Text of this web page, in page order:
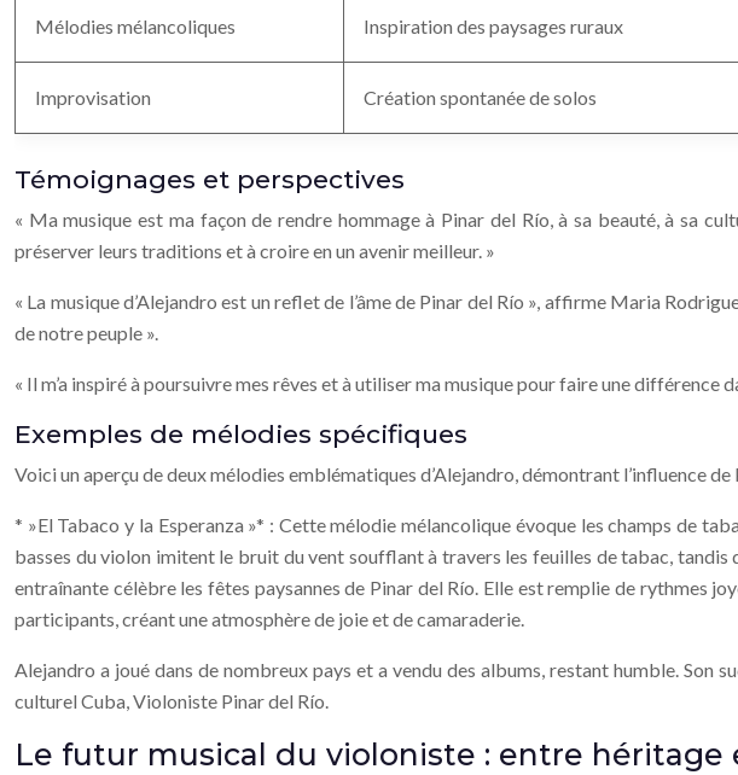
Mélodies mélancoliques Inspiration des paysages ruraux
Improvisation Création spontanée de solos
Témoignages et perspectives
« Ma musique est ma façon de rendre hommage à Pinar del Río, à sa beauté, à sa
préserver leurs traditions et à croire en un avenir meilleur. »
« La musique d’Alejandro est un reflet de l’âme de Pinar del Río », affirme Maria
de notre peuple ».
« Il m’a inspiré à poursuivre mes rêves et à utiliser ma musique pour faire une
Exemples de mélodies spécifiques
Voici un aperçu de deux mélodies emblématiques d’Alejandro, démontrant l’influence
* »El Tabaco y la Esperanza »* : Cette mélodie mélancolique évoque les champs de
basses du violon imitent le bruit du vent soufflant à travers les feuilles de tabac,
entraînante célèbre les fêtes paysannes de Pinar del Río. Elle est remplie de rythmes
participants, créant une atmosphère de joie et de camaraderie.
Alejandro a joué dans de nombreux pays et a vendu des albums, restant humble. Son
culturel Cuba, Violoniste Pinar del Río.
Le futur musical du violoniste : entre héritage